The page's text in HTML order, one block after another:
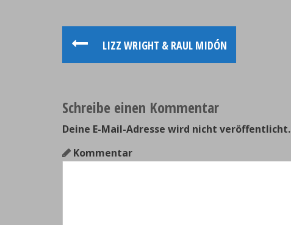
P
s
t
n
a
LIZZ WRIGHT & RAUL MIDÓN
Schreibe einen Kommentar
Deine E-Mail-Adresse wird nicht veröffentlicht.
Kommentar